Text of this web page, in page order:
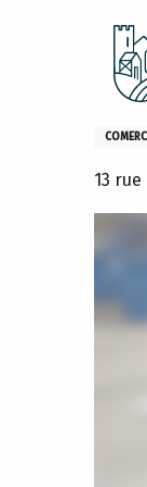
Inicio
13